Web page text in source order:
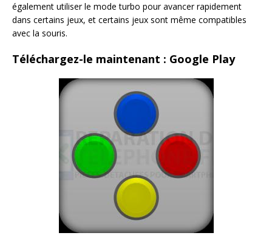
également utiliser le mode turbo pour avancer rapidement
dans certains jeux, et certains jeux sont même compatibles
avec la souris.
Téléchargez-le maintenant : Google Play